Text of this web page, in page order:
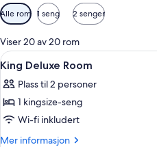
Tilgjengelige
filtre
for
rom
Alle rom 1 seng 2 senger
Viser 20 av 20 rom
Åpne
alle
bildene
av
King
Deluxe
8
King Deluxe Room
Plass til 2 personer
1 kingsize-seng
Wi-fi inkludert
Mer informasjon
Mer